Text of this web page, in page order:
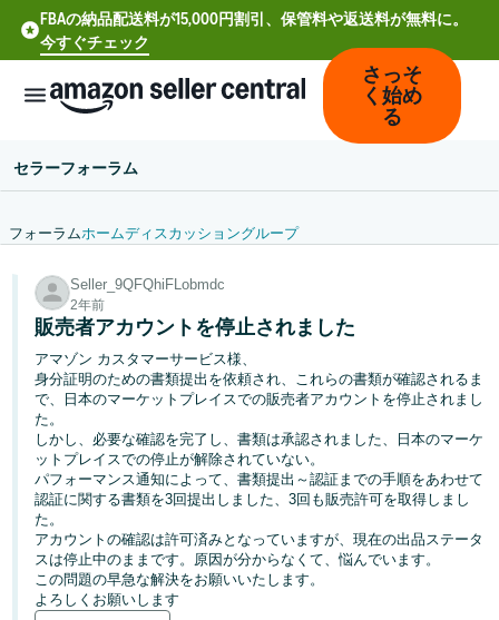
FBAの納品配送料が15,000円割引、保管料や返送料が無料に。
今すぐチェック
文
-
CN
Deutsch
- DE
Español
- ES
Français
- FR
さっそ
く始め
る
セラーフォーラム
フォーラムホームディスカッショングループ
Seller_9QFQhiFLobmdc
2年前
販売者アカウントを停止されました
アマゾン カスタマーサービス様、
身分証明のための書類提出を依頼され、これらの書類が確認されるま
で、日本のマーケットプレイスでの販売者アカウントを停止されまし
た。
しかし、必要な確認を完了し、書類は承認されました、日本のマーケ
ットプレイスでの停止が解除されていない。
パフォーマンス通知によって、書類提出～認証までの手順をあわせて
認証に関する書類を3回提出しました、3回も販売許可を取得しまし
た。
アカウントの確認は許可済みとなっていますが、現在の出品ステータ
スは停止中のままです。原因が分からなくて、悩んでいます。
この問題の早急な解決をお願いいたします。
よろしくお願いします